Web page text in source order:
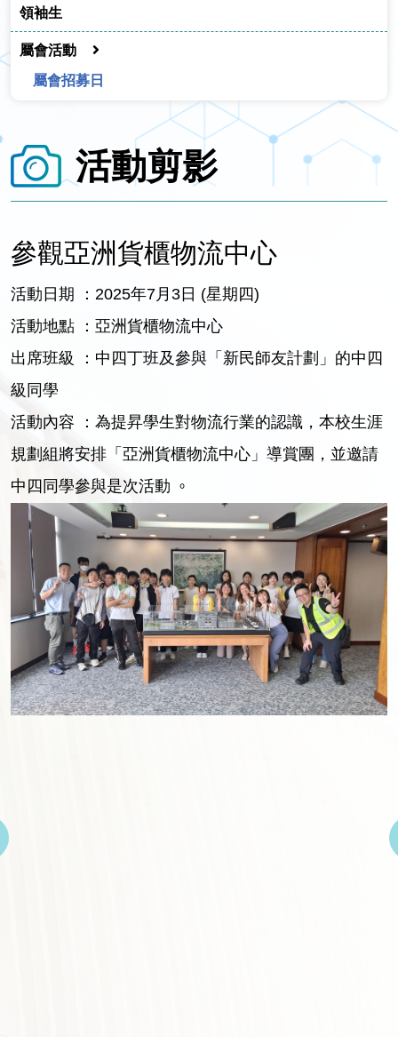
領袖生
屬會活動
屬會招募日
活動剪影
參觀亞洲貨櫃物流中心
活動日期 ：2025年7月3日 (星期四)
活動地點 ：亞洲貨櫃物流中心
出席班級 ：中四丁班及參與「新民師友計劃」的中四
級同學
活動內容 ：為提昇學生對物流行業的認識，本校生涯
規劃組將安排「亞洲貨櫃物流中心」導賞團，並邀請
中四同學參與是次活動
。